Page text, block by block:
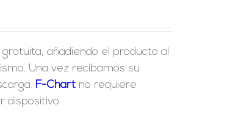
añadiendo el producto al
Una vez recibamos su
F-Chart no requiere
dispositivo.